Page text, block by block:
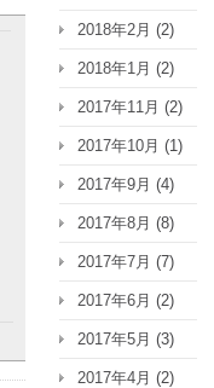
2018年2月 (2)
2018年1月 (2)
2017年11月 (2)
2017年10月 (1)
2017年9月 (4)
2017年8月 (8)
2017年7月 (7)
2017年6月 (2)
2017年5月 (3)
2017年4月 (2)